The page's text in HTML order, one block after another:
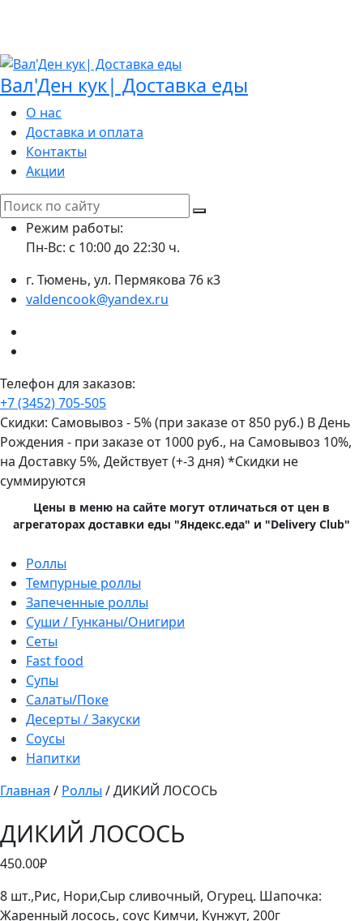
Вал'Ден кук| Доставка еды
О нас
Доставка и оплата
Контакты
Акции
Search
for: Режим работы:
Пн-Вс: с 10:00 до 22:30 ч.
г. Тюмень, ул. Пермякова 76 к3
valdencook@yandex.ru
Телефон для заказов:
+7 (3452)705-505
Скидки: Самовывоз - 5% (при заказе от 850 руб.) В День
Рождения - при заказе от 1000 руб., на Самовывоз 10%,
на Доставку 5%, Действует (+-3 дня)*Скидки не
суммируются
Цены в меню на сайте могут отличаться от цен в
агрегаторах доставки еды "Яндекс.еда" и "Delivery Club"
Primary
Menu
Роллы
Темпурные роллы
Запеченные роллы
Суши / Гунканы/Онигири
Сеты
Fast food
Супы
Салаты/Поке
Десерты / Закуски
Соусы
Напитки
Главная / Роллы / ДИКИЙ ЛОСОСЬ
ДИКИЙ ЛОСОСЬ
450.00₽
8 шт.,Рис, Нори,Сыр сливочный, Огурец. Шапочка:
Жаренный лосось, соус Кимчи, Кунжут, 200г